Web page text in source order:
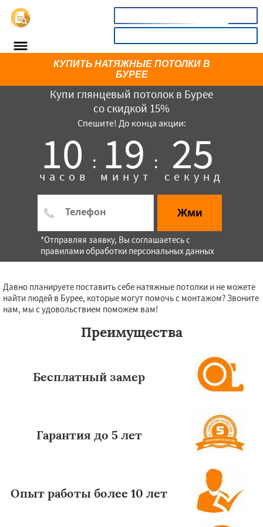
Купи глянцевый потолок в Бурее
со скидкой 15%
Спешите! До конца акции:
10 :
часов 19 :
минут 25
секунд
Жми
*Отправляя заявку, Вы соглашаетесь с
правилами обработки персональных данных
КУПИТЬ НАТЯЖНЫЕ ПОТОЛКИ В
БУРЕЕ
Давно планируете поставить себе натяжные потолки и не можете
найти людей в Бурее, которые могут помочь с монтажом? Звоните
нам, мы с удовольствием поможем вам!
Преимущества
Бесплатный замер
Гарантия до 5 лет
Опыт работы более 10 лет
×
Даю согласие на обработку персональных данных